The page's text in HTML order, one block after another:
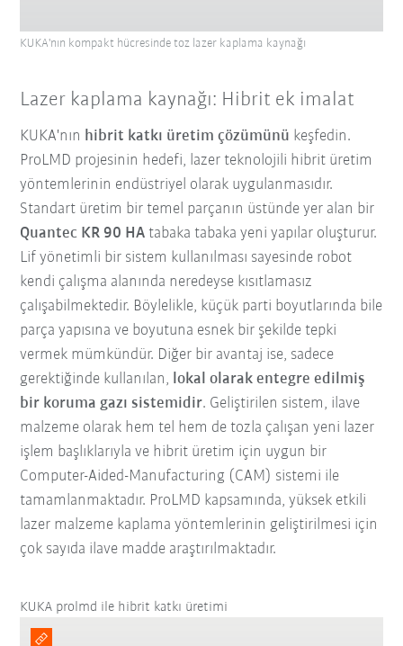
KUKA'nın kompakt hücresinde toz lazer kaplama kaynağı
Lazer kaplama kaynağı: Hibrit ek imalat
KUKA'nın hibrit katkı üretim çözümünü keşfedin.
ProLMD projesinin hedefi, lazer teknolojili hibrit üretim
yöntemlerinin endüstriyel olarak uygulanmasıdır.
Standart üretim bir temel parçanın üstünde yer alan bir
Quantec KR 90 HA tabaka tabaka yeni yapılar oluşturur.
Lif yönetimli bir sistem kullanılması sayesinde robot
kendi çalışma alanında neredeyse kısıtlamasız
çalışabilmektedir. Böylelikle, küçük parti boyutlarında bile
parça yapısına ve boyutuna esnek bir şekilde tepki
vermek mümkündür. Diğer bir avantaj ise, sadece
gerektiğinde kullanılan, lokal olarak entegre edilmiş
bir koruma gazı sistemidir. Geliştirilen sistem, ilave
malzeme olarak hem tel hem de tozla çalışan yeni lazer
işlem başlıklarıyla ve hibrit üretim için uygun bir
Computer-Aided-Manufacturing (CAM) sistemi ile
tamamlanmaktadır. ProLMD kapsamında, yüksek etkili
lazer malzeme kaplama yöntemlerinin geliştirilmesi için
çok sayıda ilave madde araştırılmaktadır.
KUKA prolmd ile hibrit katkı üretimi